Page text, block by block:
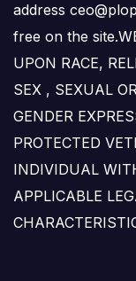
address
free on the
UPON RACE,
SEX , SEXUAL
GENDER
PROTECTED
INDIVIDUAL
APPLICABLE